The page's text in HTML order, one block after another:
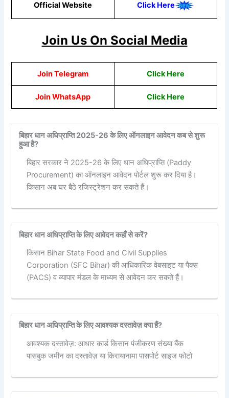
Official Website Click Here
Join Us On Social Media
Join Telegram Click Here
Join WhatsApp Click Here
बिहार धान अधिप्राप्ति 2025-26 के लिए ऑनलाइन आवेदन कब से शुरू
हुआ है?
बिहार सरकार ने 2025-26 के लिए धान अधिप्राप्ति (Paddy
Procurement) का ऑनलाइन आवेदन पोर्टल शुरू कर दिया है।
किसान अब घर बैठे रजिस्ट्रेशन कर सकते हैं।
बिहार धान अधिप्राप्ति के लिए आवेदन कहाँ से करें?
किसान Bihar State Food and Civil Supplies
Corporation (SFC Bihar) की आधिकारिक वेबसाइट या पैक्स
(PACS) व व्यापार मंडल के माध्यम से आवेदन कर सकते हैं।
बिहार धान अधिप्राप्ति के लिए आवश्यक दस्तावेज़ क्या हैं?
आवश्यक दस्तावेज़: आधार कार्ड किसान पंजीकरण संख्या बैंक
पासबुक जमीन का दस्तावेज़ या किरायानामा पासपोर्ट साइज फोटो